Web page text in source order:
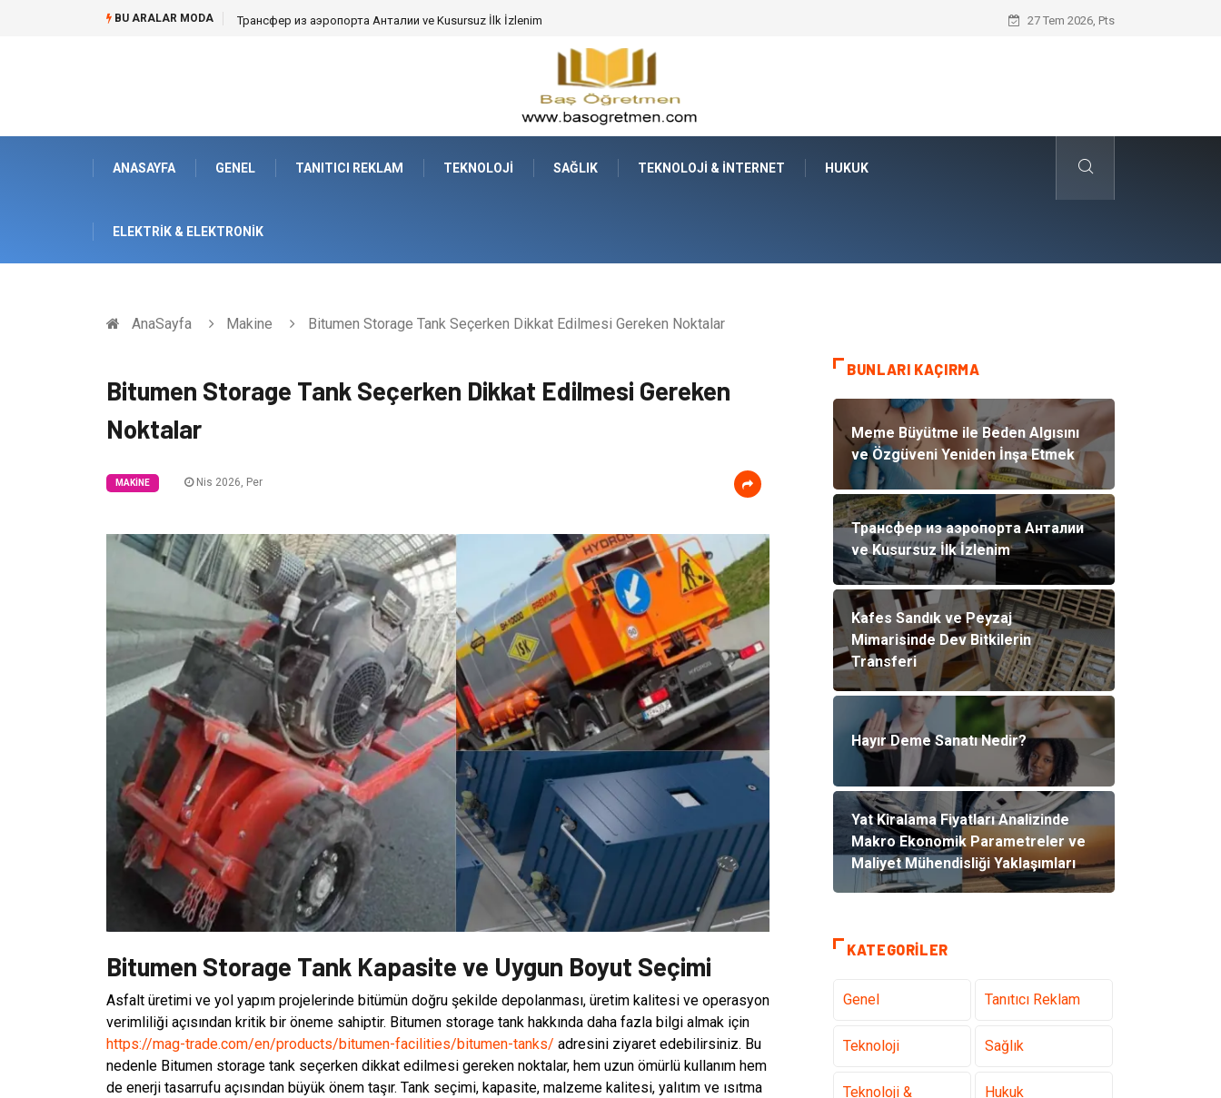
BU ARALAR MODA Kafes Sandık ve Peyzaj Mimarisinde Dev Bitkilerin Transferi Hayır Deme Sanatı Nedir?
27 Tem 2026, Pts
ANASAYFA GENEL TANITICI REKLAM TEKNOLOJI SAĞLIK TEKNOLOJI & İNTERNET HUKUK
ELEKTRIK & ELEKTRONIK
AnaSayfa Makine Bitumen Storage Tank Seçerken Dikkat Edilmesi Gereken Noktalar
Bitumen Storage Tank Seçerken Dikkat Edilmesi Gereken
Noktalar
MAKINE Nis 2026, Per
Bitumen Storage Tank Kapasite ve Uygun Boyut Seçimi
Asfalt üretimi ve yol yapım projelerinde bitümün doğru şekilde depolanması, üretim kalitesi ve operasyon
verimliliği açısından kritik bir öneme sahiptir. Bitumen storage tank hakkında daha fazla bilgi almak için
https://mag-trade.com/en/products/bitumen-facilities/bitumen-tanks/ adresini ziyaret edebilirsiniz. Bu
nedenle Bitumen storage tank seçerken dikkat edilmesi gereken noktalar, hem uzun ömürlü kullanım hem
de enerji tasarrufu açısından büyük önem taşır. Tank seçimi, kapasite, malzeme kalitesi, yalıtım ve ısıtma
BUNLARI KAÇIRMA
Meme Büyütme ile Beden Algısını
ve Özgüveni Yeniden İnşa Etmek
Трансфер из аэропорта Анталии
ve Kusursuz İlk İzlenim
Kafes Sandık ve Peyzaj
Mimarisinde Dev Bitkilerin
Transferi
Hayır Deme Sanatı Nedir?
Yat Kiralama Fiyatları Analizinde
Makro Ekonomik Parametreler ve
Maliyet Mühendisliği Yaklaşımları
KATEGORILER
Genel Tanıtıcı Reklam
Teknoloji Sağlık
Teknoloji &
Hukuk